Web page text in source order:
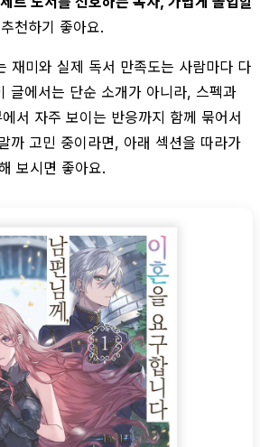
천하기 좋아요.
재미와 실제 독서 만족도는 사람마다 다
글에서는 단순 소개가 아니라, 스펙과
서 자주 보이는 반응까지 함께 묶어서
까 고민 중이라면, 아래 섹션을 따라가
보시면 좋아요.